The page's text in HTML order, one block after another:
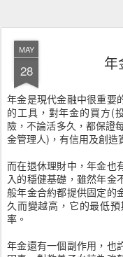
MAY
28 年
年金是現代金融中很重要
的工具，對年金的買方(
險，不論活多久，都保證
金管理人)，有信用及創造
而在退休理財中，年金也
入的穩健基礎，雖然年金
般年金合約都提供固定的
久而變越高，它的最低
率。
年金還有一個副作用，也